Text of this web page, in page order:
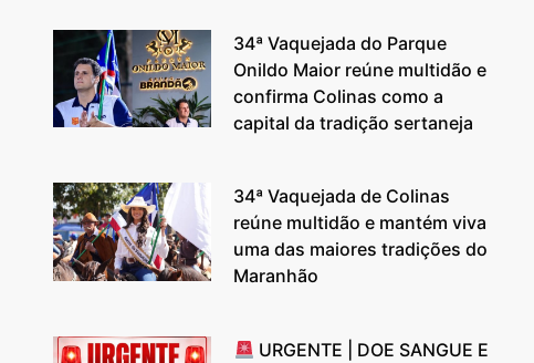
34ª Vaquejada do Parque
Onildo Maior reúne multidão e
confirma Colinas como a
capital da tradição sertaneja
34ª Vaquejada de Colinas
reúne multidão e mantém viva
uma das maiores tradições do
Maranhão
URGENTE | DOE SANGUE E